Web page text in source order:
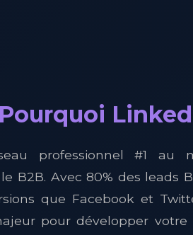
Pourquoi
professionnel #1 au
B2B. Avec 80% des leads
que Facebook et
pour développer